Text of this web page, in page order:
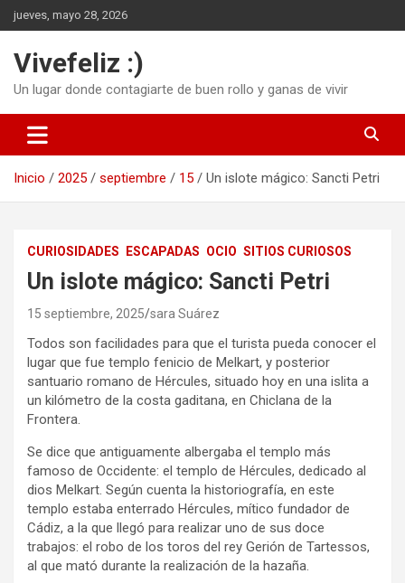
Saltar
al
jueves, mayo 28, 2026
Vivefeliz :)
Un lugar donde contagiarte de buen rollo y ganas de vivir
Inicio 2025 septiembre 15 Un islote mágico: Sancti Petri
CURIOSIDADES ESCAPADAS OCIO SITIOS CURIOSOS
Un islote mágico: Sancti Petri
15 septiembre, 2025 sara Suárez
Todos son facilidades para que el turista pueda conocer el
lugar que fue templo fenicio de Melkart, y posterior
santuario romano de Hércules, situado hoy en una islita a
un kilómetro de la costa gaditana, en Chiclana de la
Frontera.
Se dice que antiguamente albergaba el templo más
famoso de Occidente: el templo de Hércules, dedicado al
dios Melkart. Según cuenta la historiografía, en este
templo estaba enterrado Hércules, mítico fundador de
Cádiz, a la que llegó para realizar uno de sus doce
trabajos: el robo de los toros del rey Gerión de Tartessos,
al que mató durante la realización de la hazaña.